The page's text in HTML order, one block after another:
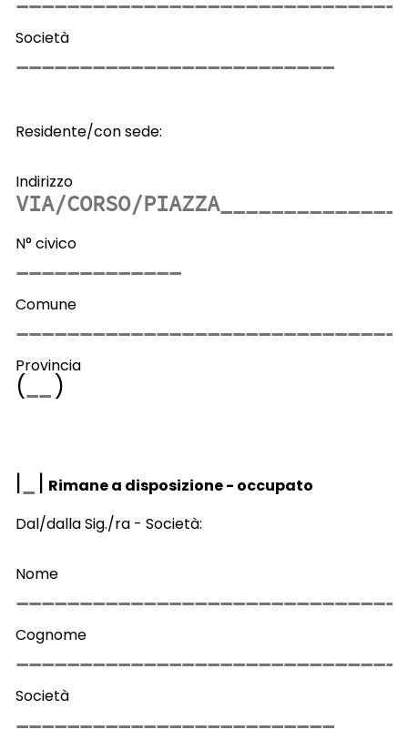
Società
Residente/con sede:
Indirizzo
N° civico
Comune
Provincia
( )
| | Rimane a disposizione - occupato
Dal/dalla Sig./ra - Società:
Nome
Cognome
Società